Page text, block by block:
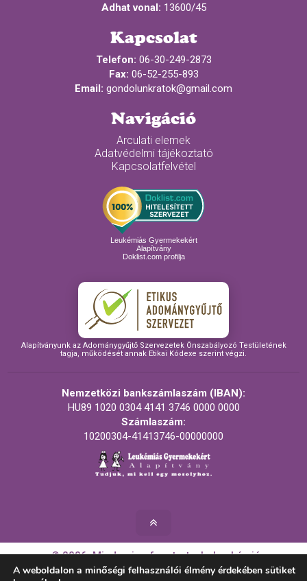
Adhat vonal: 13600/45
Kapcsolat
Telefon: 06-30-249-2873
Fax: 06-52-255-893
Email: gondolunkratok@gmail.com
Navigáció
Arculati elemek
Adatvédelmi tájékoztató
Kapcsolatfelvétel
Leukémiás Gyermekekért
Alapítvány
Doklist.com profilja
Alapítványunk az Adománygyűjtő Szervezetek Önszabályozó Testületének
tagja, működését annak Etikai Kódexe szerint végzi.
Nemzetközi bankszámlaszám (IBAN):
HU89 1020 0304 4141 3746 0000 0000
Számlaszám:
10200304-41413746-00000000
© 2026. Minden jog fenntartva! - Leukémiás
Gyermekekért Alapítvány
A weboldalon a minőségi felhasználói élmény érdekében sütiket